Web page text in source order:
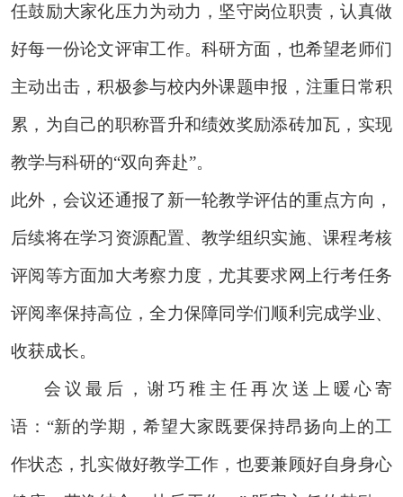
任鼓励大家化压力为动力，坚守岗位职责，认真做
好每一份论文评审工作。科研方面，也希望老师们
主动出击，积极参与校内外课题申报，注重日常积
累，为自己的职称晋升和绩效奖励添砖加瓦，实现
教学与科研的“双向奔赴”。
此外，会议还通报了新一轮教学评估的重点方向，
后续将在学习资源配置、教学组织实施、课程考核
评阅等方面加大考察力度，尤其要求网上行考任务
评阅率保持高位，全力保障同学们顺利完成学业、
收获成长。
会议最后，谢巧稚主任再次送上暖心寄
语： “新的学期，希望大家既要保持昂扬向上的工
作状态，扎实做好教学工作，也要兼顾好自身身心